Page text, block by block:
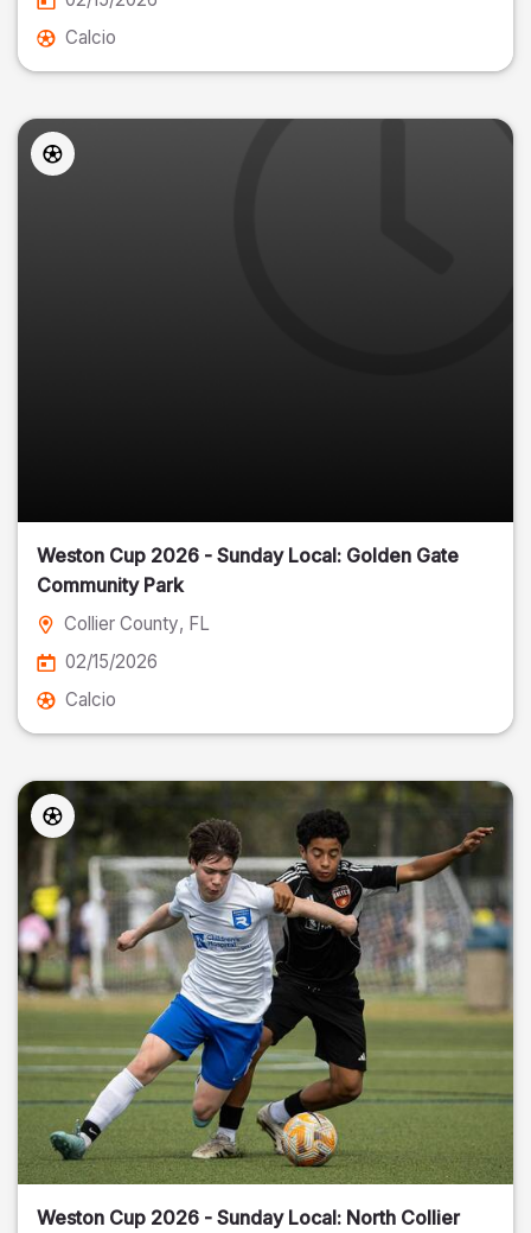
Calcio
Weston Cup 2026 - Sunday Local: Golden Gate
Community Park
Collier County, FL
02/15/2026
Calcio
Weston Cup 2026 - Sunday Local: North Collier